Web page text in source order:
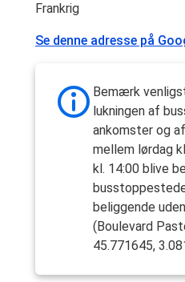
Frankrig
Se denne adresse på
Bemærk
lukningen af
ankomster og
mellem lørdag
kl. 14:00 blive
beliggende
(Boulevard
45.771645,